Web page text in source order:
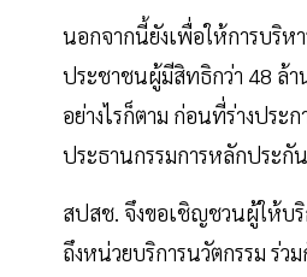
นอกจากนี้ยังเพื่อให้การบริห
ประชาชนผู้มีสิทธิกว่า 48 ล้า
อย่างไรก็ตาม ก่อนที่ร่างปร
ประธานกรรมการหลักประ
สปสช. จึงขอเชิญชวนผู้ให้บ
ถึงหน่วยบริการนวัตกรรม ร่